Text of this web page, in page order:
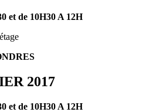
et de 10H30 A 12H
2017
et de 10H30 A 12H